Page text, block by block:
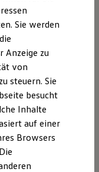
Updates
Zubehör
zusätzlich zur
erhältlich. Sie
-071-.
Sie werden
Anzeige zu
von
steuern. Sie
besucht
Inhalte
auf einer
Browsers